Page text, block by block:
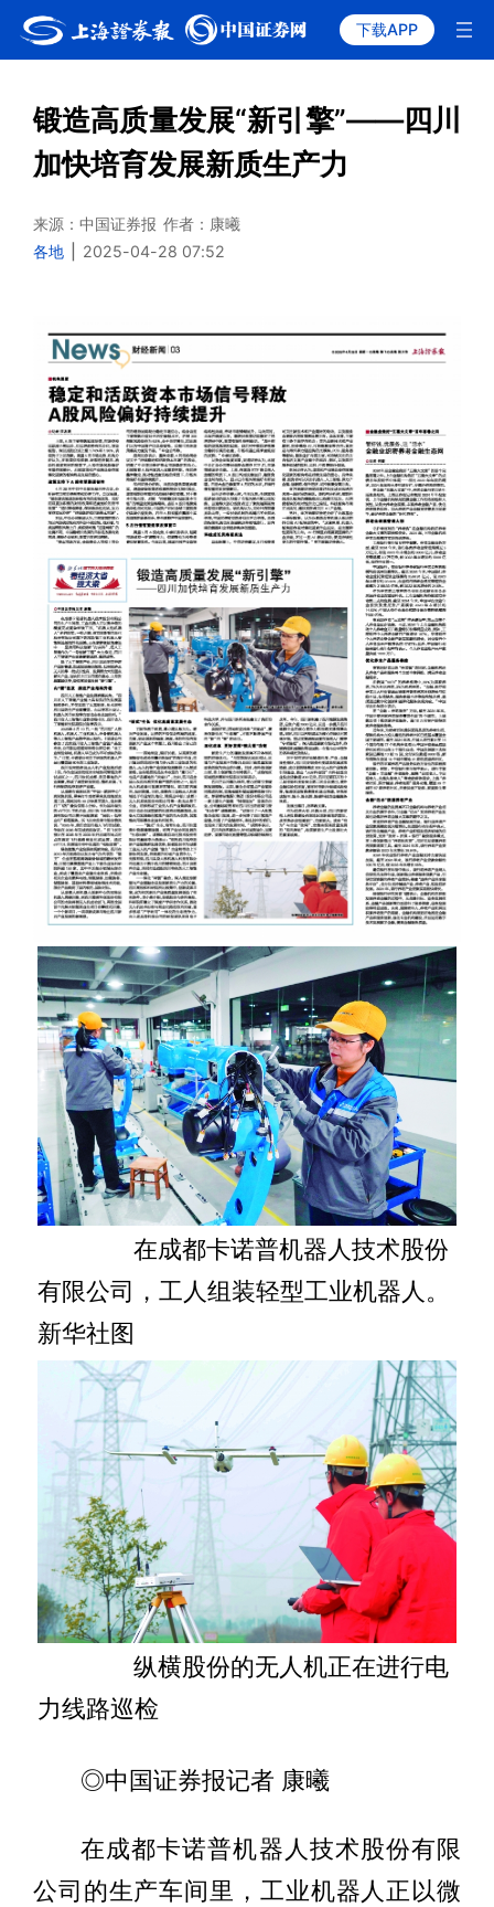
下载APP
锻造高质量发展“新引擎”——四川
加快培育发展新质生产力
来源：中国证券报 作者：康曦
各地
2025-04-28 07:52
在成都卡诺普机器人技术股份
有限公司，工人组装轻型工业机器人。
新华社图
纵横股份的无人机正在进行电
力线路巡检
◎中国证券报记者 康曦
在成都卡诺普机器人技术股份有限
公司的生产车间里，工业机器人正以微